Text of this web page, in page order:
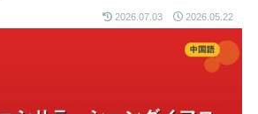
2026.07.03 2026.05.22